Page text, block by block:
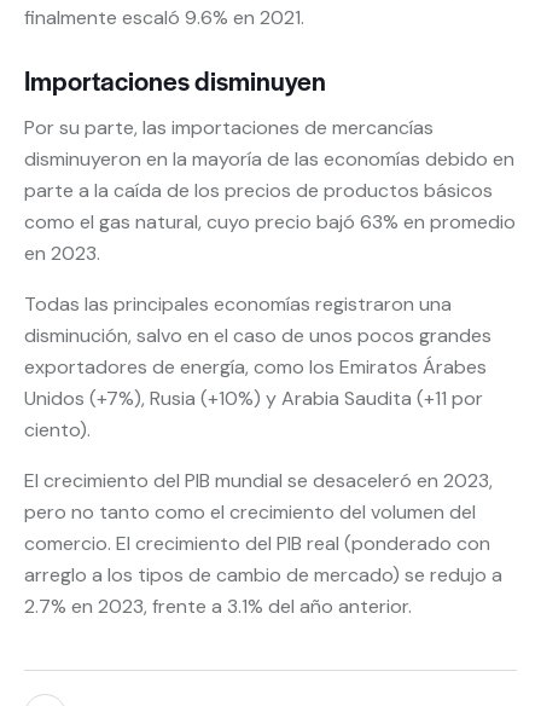
finalmente escaló 9.6% en 2021.
Importaciones disminuyen
Por su parte, las importaciones de mercancías
disminuyeron en la mayoría de las economías debido en
parte a la caída de los precios de productos básicos
como el gas natural, cuyo precio bajó 63% en promedio
en 2023.
Todas las principales economías registraron una
disminución, salvo en el caso de unos pocos grandes
exportadores de energía, como los Emiratos Árabes
Unidos (+7%), Rusia (+10%) y Arabia Saudita (+11 por
ciento).
El crecimiento del PIB mundial se desaceleró en 2023,
pero no tanto como el crecimiento del volumen del
comercio. El crecimiento del PIB real (ponderado con
arreglo a los tipos de cambio de mercado) se redujo a
2.7% en 2023, frente a 3.1% del año anterior.